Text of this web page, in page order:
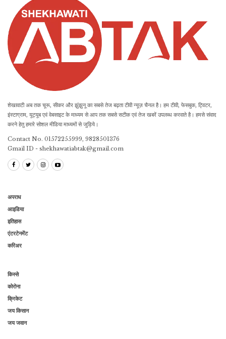
शेखावाटी अब तक चूरू, सीकर और झुंझुनू का सबसे तेज बढ़ता टीवी न्यूज़ चैनल है। हम टीवी, फेसबुक, ट्विटर,
इंस्टाग्राम, यूट्यूब एवं वेबसाइट के माध्यम से आप तक सबसे सटीक एवं तेज खबरें उपलब्ध करवाते है। हमसे संवाद
करने हेतु हमारे सोशल मीडिया माध्यमों से जुड़िये।
Contact No. 01572255999, 9828501376
Gmail ID - shekhawatiabtak@gmail.com
अपराध
आइडिया
इतिहास
एंटरटेनमेंट
करिअर
किस्से
कोरोना
क्रिकेट
जय किसान
जय जवान